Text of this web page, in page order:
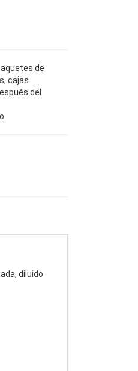
de
cajas
del
diluido